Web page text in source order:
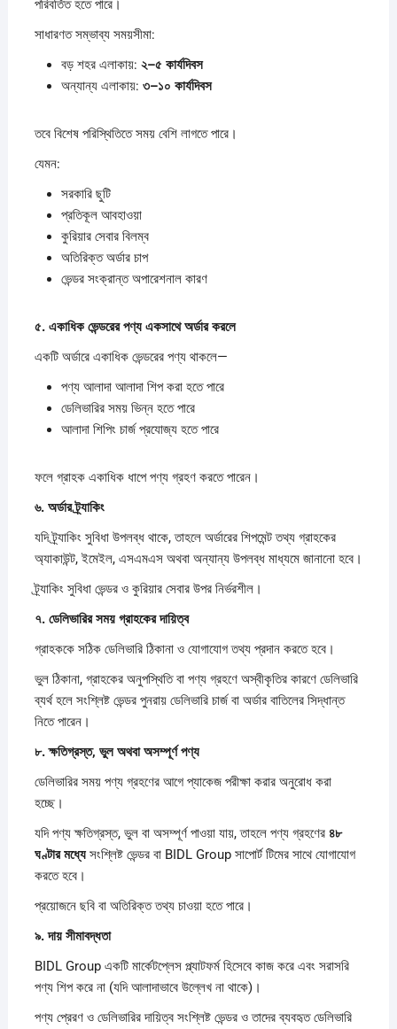
পরিবর্তিত হতে পারে।
সাধারণত সম্ভাব্য সময়সীমা:
বড় শহর এলাকায়: ২–৫ কার্যদিবস
অন্যান্য এলাকায়: ৩–১০ কার্যদিবস
তবে বিশেষ পরিস্থিতিতে সময় বেশি লাগতে পারে।
যেমন:
সরকারি ছুটি
প্রতিকূল আবহাওয়া
কুরিয়ার সেবার বিলম্ব
অতিরিক্ত অর্ডার চাপ
ভেন্ডর সংক্রান্ত অপারেশনাল কারণ
৫. একাধিকভেন্ডরেরপণ্যএকসাথেঅর্ডারকরলে
একটি অর্ডারে একাধিক ভেন্ডরের পণ্য থাকলে—
পণ্য আলাদা আলাদা শিপ করা হতে পারে
ডেলিভারির সময় ভিন্ন হতে পারে
আলাদা শিপিং চার্জ প্রযোজ্য হতে পারে
ফলে গ্রাহক একাধিক ধাপে পণ্য গ্রহণ করতে পারেন।
৬. অর্ডারট্র্যাকিং
যদি ট্র্যাকিং সুবিধা উপলব্ধ থাকে, তাহলে অর্ডারের শিপমেন্ট তথ্য গ্রাহকের
অ্যাকাউন্ট, ইমেইল, এসএমএস অথবা অন্যান্য উপলব্ধ মাধ্যমে জানানো হবে।
ট্র্যাকিং সুবিধা ভেন্ডর ও কুরিয়ার সেবার উপর নির্ভরশীল।
৭. ডেলিভারিরসময়গ্রাহকেরদায়িত্ব
গ্রাহককে সঠিক ডেলিভারি ঠিকানা ও যোগাযোগ তথ্য প্রদান করতে হবে।
ভুল ঠিকানা, গ্রাহকের অনুপস্থিতি বা পণ্য গ্রহণে অস্বীকৃতির কারণে ডেলিভারি
ব্যর্থ হলে সংশ্লিষ্ট ভেন্ডর পুনরায় ডেলিভারি চার্জ বা অর্ডার বাতিলের সিদ্ধান্ত
নিতে পারেন।
৮.ক্ষতিগ্রস্ত, ভুলঅথবাঅসম্পূর্ণপণ্য
ডেলিভারির সময় পণ্য গ্রহণের আগে প্যাকেজ পরীক্ষা করার অনুরোধ করা
হচ্ছে।
যদি পণ্য ক্ষতিগ্রস্ত, ভুল বা অসম্পূর্ণ পাওয়া যায়, তাহলে পণ্য গ্রহণের ৪৮
ঘণ্টারমধ্যেসংশ্লিষ্ট ভেন্ডর বা BIDL Group সাপোর্ট টিমের সাথে যোগাযোগ
করতে হবে।
প্রয়োজনে ছবি বা অতিরিক্ত তথ্য চাওয়া হতে পারে।
৯.দায়সীমাবদ্ধতা
BIDL Group একটি মার্কেটপ্লেস প্ল্যাটফর্ম হিসেবে কাজ করে এবং সরাসরি
পণ্য শিপ করে না (যদি আলাদাভাবে উল্লেখ না থাকে)।
পণ্য প্রেরণ ও ডেলিভারির দায়িত্ব সংশ্লিষ্ট ভেন্ডর ও তাদের ব্যবহৃত ডেলিভারি